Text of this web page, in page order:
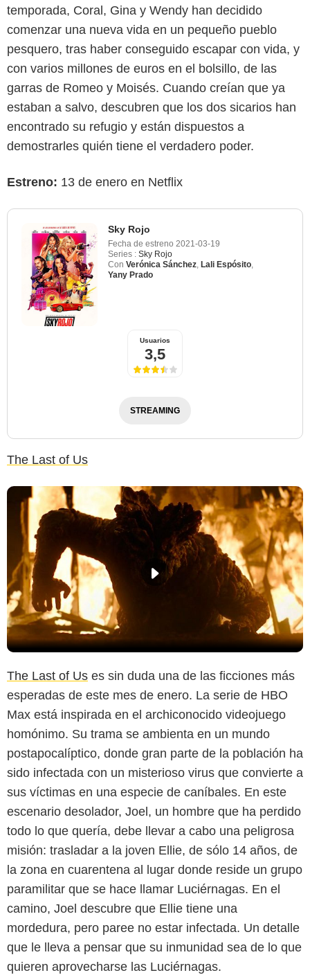
temporada, Coral, Gina y Wendy han decidido
comenzar una nueva vida en un pequeño pueblo
pesquero, tras haber conseguido escapar con vida, y
con varios millones de euros en el bolsillo, de las
garras de Romeo y Moisés. Cuando creían que ya
estaban a salvo, descubren que los dos sicarios han
encontrado su refugio y están dispuestos a
demostrarles quién tiene el verdadero poder.
Estreno: 13 de enero en Netflix
Sky Rojo
Fecha de estreno 2021-03-19
Series : Sky Rojo
Con Verónica Sánchez Lali Espósito
Yany Prado
Usuarios
3,5
STREAMING
The Last of Us
The Last of Us es sin duda una de las ficciones más
esperadas de este mes de enero. La serie de HBO
Max está inspirada en el archiconocido videojuego
homónimo. Su trama se ambienta en un mundo
postapocalíptico, donde gran parte de la población ha
sido infectada con un misterioso virus que convierte a
sus víctimas en una especie de caníbales. En este
escenario desolador, Joel, un hombre que ha perdido
todo lo que quería, debe llevar a cabo una peligrosa
misión: trasladar a la joven Ellie, de sólo 14 años, de
la zona en cuarentena al lugar donde reside un grupo
paramilitar que se hace llamar Luciérnagas. En el
camino, Joel descubre que Ellie tiene una
mordedura, pero paree no estar infectada. Un detalle
que le lleva a pensar que su inmunidad sea de lo que
quieren aprovecharse las Luciérnagas.